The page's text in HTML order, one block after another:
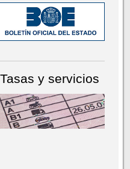
Tasas y servicios